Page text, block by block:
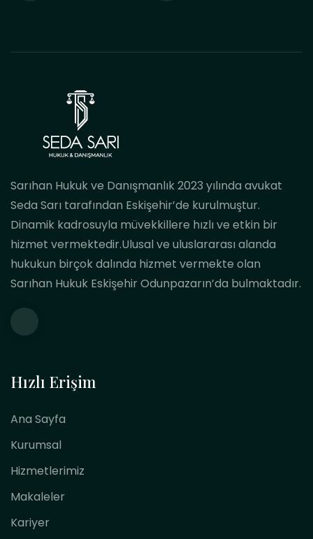
Sarıhan Hukuk ve Danışmanlık 2023 yılında avukat
Seda Sarı tarafından Eskişehir’de kurulmuştur.
Dinamik kadrosuyla müvekkillere hızlı ve etkin bir
hizmet vermektedir.Ulusal ve uluslararası alanda
hukukun birçok dalında hizmet vermekte olan
Sarıhan Hukuk Eskişehir Odunpazarın’da bulmaktadır.
Hızlı Erişim
Ana Sayfa
Kurumsal
Hizmetlerimiz
Makaleler
Kariyer